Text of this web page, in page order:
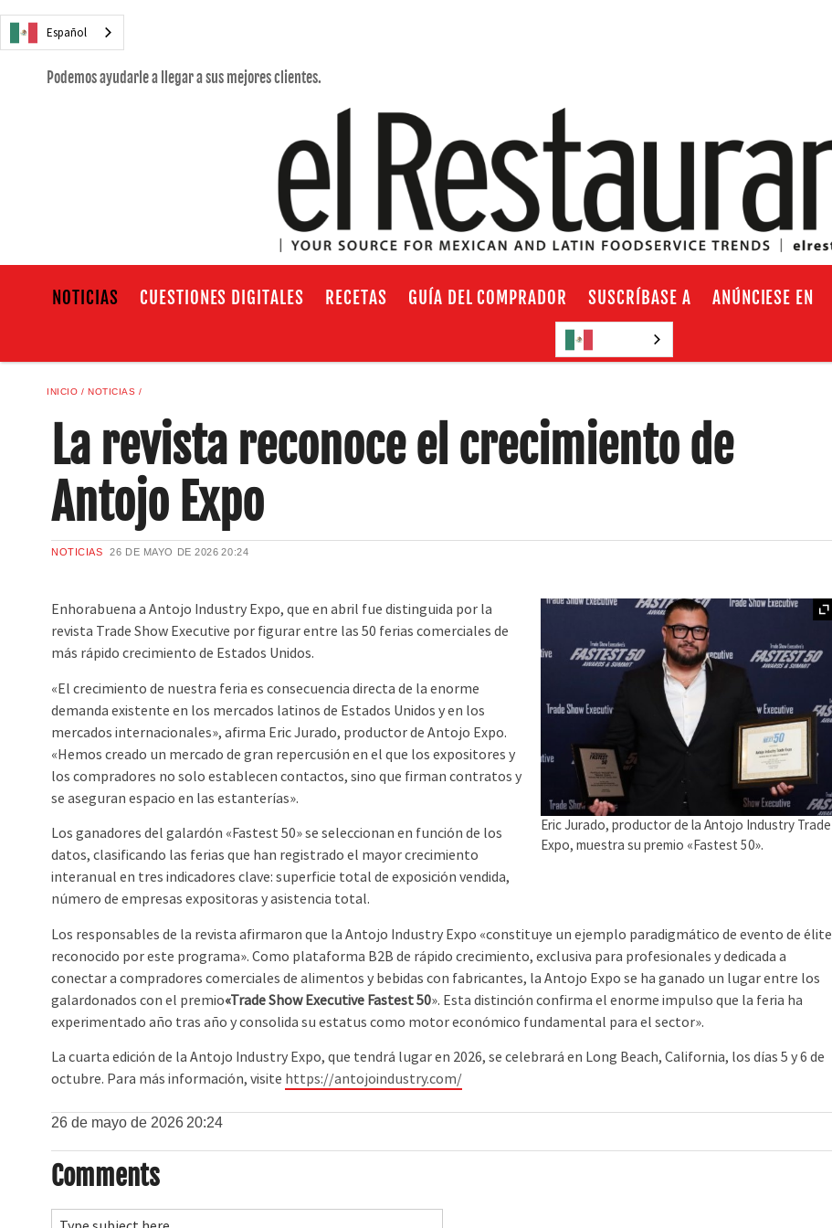
Español
Podemos ayudarle a llegar a sus mejores clientes.
NOTICIAS CUESTIONES DIGITALES RECETAS GUÍA DEL COMPRADOR SUSCRÍBASE A ANÚNCIESE EN
INICIO NOTICIAS
La revista reconoce el crecimiento de
Antojo Expo
NOTICIAS 26 DE MAYO DE 2026 20:24
Eric Jurado, productor de la Antojo Industry Trade
Expo, muestra su premio «Fastest 50».
Enhorabuena a Antojo Industry Expo, que en abril fue distinguida por la
revista Trade Show Executive por figurar entre las 50 ferias comerciales de
más rápido crecimiento de Estados Unidos.
«El crecimiento de nuestra feria es consecuencia directa de la enorme
demanda existente en los mercados latinos de Estados Unidos y en los
mercados internacionales», afirma Eric Jurado, productor de Antojo Expo.
«Hemos creado un mercado de gran repercusión en el que los expositores y
los compradores no solo establecen contactos, sino que firman contratos y
se aseguran espacio en las estanterías».
Los ganadores del galardón «Fastest 50» se seleccionan en función de los
datos, clasificando las ferias que han registrado el mayor crecimiento
interanual en tres indicadores clave: superficie total de exposición vendida,
número de empresas expositoras y asistencia total.
Los responsables de la revista afirmaron que la Antojo Industry Expo «constituye un ejemplo paradigmático de evento de élite
reconocido por este programa». Como plataforma B2B de rápido crecimiento, exclusiva para profesionales y dedicada a
conectar a compradores comerciales de alimentos y bebidas con fabricantes, la Antojo Expo se ha ganado un lugar entre los
galardonados con el premio«Trade Show Executive Fastest 50». Esta distinción confirma el enorme impulso que la feria ha
experimentado año tras año y consolida su estatus como motor económico fundamental para el sector».
La cuarta edición de la Antojo Industry Expo, que tendrá lugar en 2026, se celebrará en Long Beach, California, los días 5 y 6 de
octubre. Para más información, visite https://antojoindustry.com/
26 de mayo de 2026 20:24
Comments